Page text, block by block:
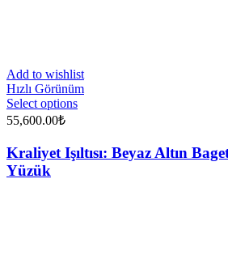
Add to wishlist
Hızlı Görünüm
Select options
55,600.00₺
Kraliyet Işıltısı: Beyaz Altın
Yüzük